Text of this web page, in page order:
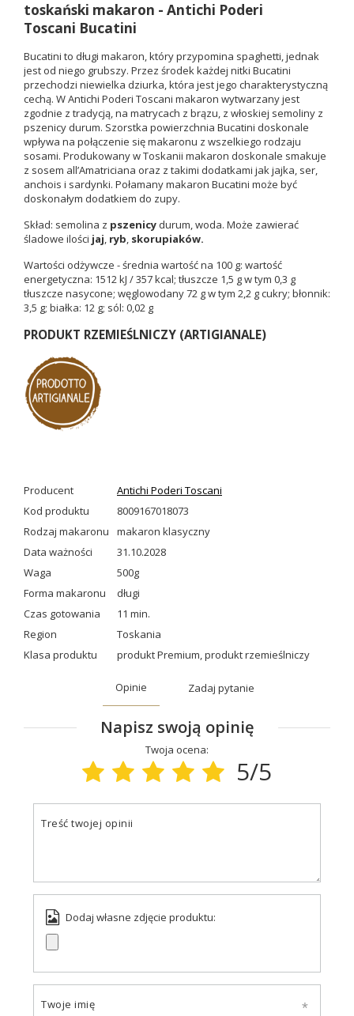
toskański makaron - Antichi Poderi
Toscani Bucatini
Bucatini to długi makaron, który przypomina spaghetti, jednak
jest od niego grubszy. Przez środek każdej nitki Bucatini
przechodzi niewielka dziurka, która jest jego charakterystyczną
cechą. W Antichi Poderi Toscani makaron wytwarzany jest
zgodnie z tradycją, na matrycach z brązu, z włoskiej semoliny z
pszenicy durum. Szorstka powierzchnia Bucatini doskonale
wpływa na połączenie się makaronu z wszelkiego rodzaju
sosami. Produkowany w Toskanii makaron doskonale smakuje
z sosem all’Amatriciana oraz z takimi dodatkami jak jajka, ser,
anchois i sardynki. Połamany makaron Bucatini może być
doskonałym dodatkiem do zupy.
Skład: semolina z pszenicy durum, woda. Może zawierać
śladowe ilości jaj, ryb, skorupiaków.
Wartości odżywcze - średnia wartość na 100 g: wartość
energetyczna: 1512 kJ / 357 kcal; tłuszcze 1,5 g w tym 0,3 g
tłuszcze nasycone; węglowodany 72 g w tym 2,2 g cukry; błonnik:
3,5 g; białka: 12 g; sól: 0,02 g
PRODUKT RZEMIEŚLNICZY (ARTIGIANALE)
Producent
Antichi Poderi Toscani
Kod produktu
8009167018073
Rodzaj makaronu
makaron klasyczny
Data ważności
31.10.2028
Waga
500g
Forma makaronu
długi
Czas gotowania
11 min.
Region
Toskania
Klasa produktu
produkt Premium,produkt rzemieślniczy
Opinie Zadaj pytanie
Napisz swoją opinię
Twoja ocena:
5/5
Treść twojej opinii
Dodaj własne zdjęcie produktu:
Twoje imię